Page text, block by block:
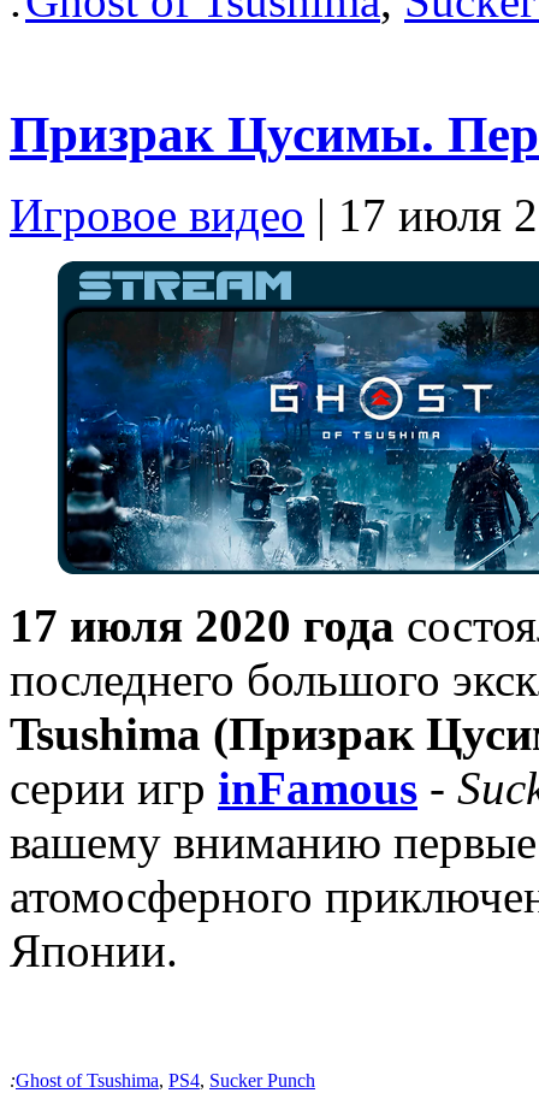
Призрак Цусимы.
Игровое видео | 17 июля
17 июля 2020 года
последнего большого
Tsushima (Призрак
серии игр inFamous -
вашему вниманию первые
атомосферного
Японии.
:Ghost of Tsushima, PS4, Sucker Punch